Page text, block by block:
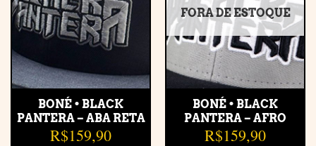
BONÉ • BLACK
PANTERA – ABA RETA
R$159,90
FORA DE ESTOQUE
BONÉ • BLACK
PANTERA – AFRO
R$159,90